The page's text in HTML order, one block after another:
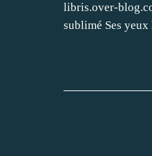
libris.over-
sublimé Ses